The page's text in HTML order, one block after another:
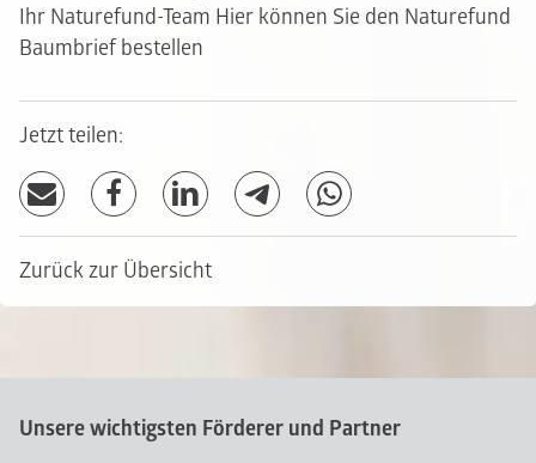
Ihr Naturefund-Team Hier können Sie den Naturefund
Baumbrief bestellen
Jetzt teilen:
Zurück zur Übersicht
Unsere wichtigsten Förderer und Partner